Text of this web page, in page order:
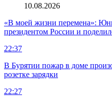
10.08.2026
«В моей жизни перемена»:
президентом России и
22:37
В Бурятии пожар в доме
розетке зарядки
22:27